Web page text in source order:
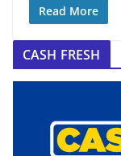
Read More
CASH FRESH